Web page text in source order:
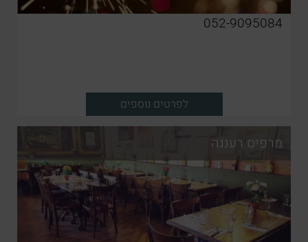
052-9095084
לפרטים נוספים
מרפיס רעננה